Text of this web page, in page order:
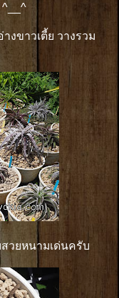
งขาวเตี้ย วางรวม
วยหนามเด่นครับ